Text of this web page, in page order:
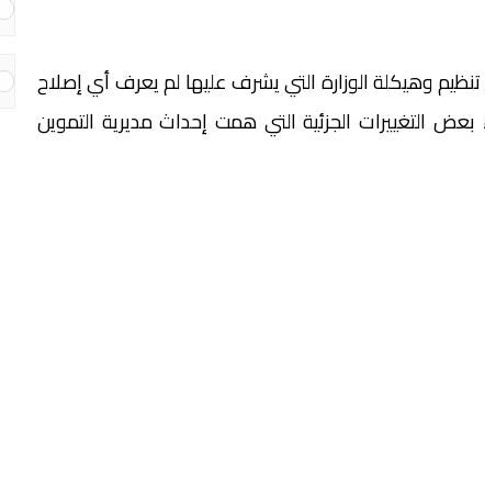
تنظيم وهيكلة الوزارة التي يشرف عليها لم يعرف أي إصلاح
أي حوالي 31 سنة، باستثناء بعض التغييرات الجزئية التي همت إحداث مديرية التموين